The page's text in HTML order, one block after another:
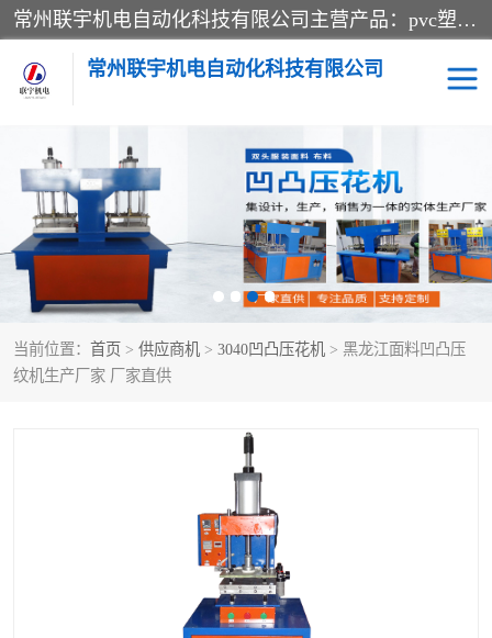
常州联宇机电自动化科技有限公司主营产品：pvc塑料焊机、高频热合机、软膜天花压边机、服装布料凹凸压花机、布料3d压印设备、服装植胶设备、超声波布料花边机、无纺布热合机、全自动压花机。
常州联宇机电自动化科技有限公司
当前位置： 首页 > 供应商机 > 3040凹凸压花机 > 黑龙江面料凹凸压
纹机生产厂家 厂家直供
压花定型机以及压花模具 超声波热合机
高频热合机 超声波花边机
超声波复合压花机 凹凸压花机压标机
3040凹凸压花机 双头服装凹凸压花机
海绵产品成型机